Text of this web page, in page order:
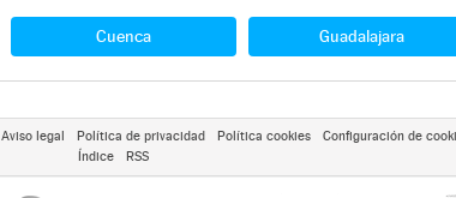
Cuenca Guadalajara
Aviso legal Política de privacidad Política cookies Configuración de
Índice
RSS